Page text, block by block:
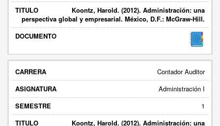
Koontz, Harold. (2012). Administración: una
perspectiva global y empresarial. México, D.F.: McGraw-Hill.
Contador Auditor
Administración I
1
Koontz, Harold. (2012). Administración: una